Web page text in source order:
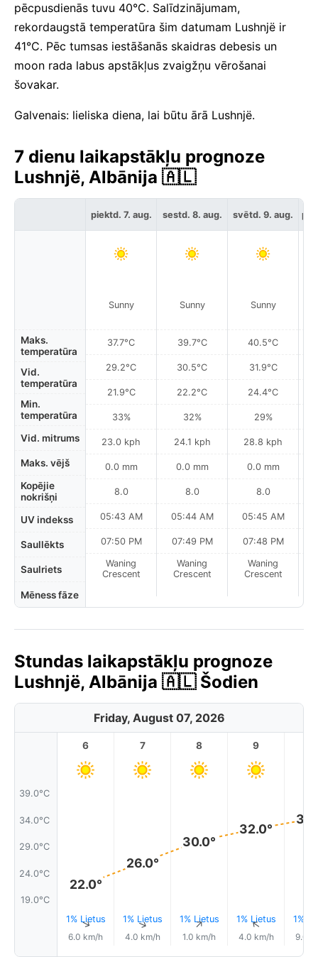
pēcpusdienās tuvu 40°C. Salīdzinājumam,
rekordaugstā temperatūra šim datumam Lushnjë ir
41°C. Pēc tumsas iestāšanās skaidras debesis un
moon rada labus apstākļus zvaigžņu vērošanai
šovakar.
Galvenais: lieliska diena, lai būtu ārā Lushnjë.
7 dienu laikapstākļu prognoze
Lushnjë, Albānija 🇦🇱
Maks.
temperatūra
Vid.
temperatūra
Min.
temperatūra
Vid. mitrums
Maks. vējš
Kopējie
nokrišņi
UV indekss
Saullēkts
Saulriets
Mēness fāze
piektd. 7. aug.
Sunny
37.7°C
29.2°C
21.9°C
33%
23.0 kph
0.0 mm
8.0
05:43 AM
07:50 PM
Waning
Crescent
sestd. 8. aug.
Sunny
39.7°C
30.5°C
22.2°C
32%
24.1 kph
0.0 mm
8.0
05:44 AM
07:49 PM
Waning
Crescent
svētd. 9. aug.
Sunny
40.5°C
31.9°C
24.4°C
29%
28.8 kph
0.0 mm
8.0
05:45 AM
07:48 PM
Waning
Crescent
Stundas laikapstākļu prognoze
Lushnjë, Albānija 🇦🇱 Šodien
Friday, August 07, 2026
39.0°C
34.0°C
29.0°C
24.0°C
19.0°C
6
22.0°
1% Lietus
↑
6.0 km/h
7
26.0°
1% Lietus
↑
4.0 km/h
8
30.0°
1% Lietus
↑
1.0 km/h
9
32.0°
1% Lietus
↑
4.0 km/h
1%
9.0